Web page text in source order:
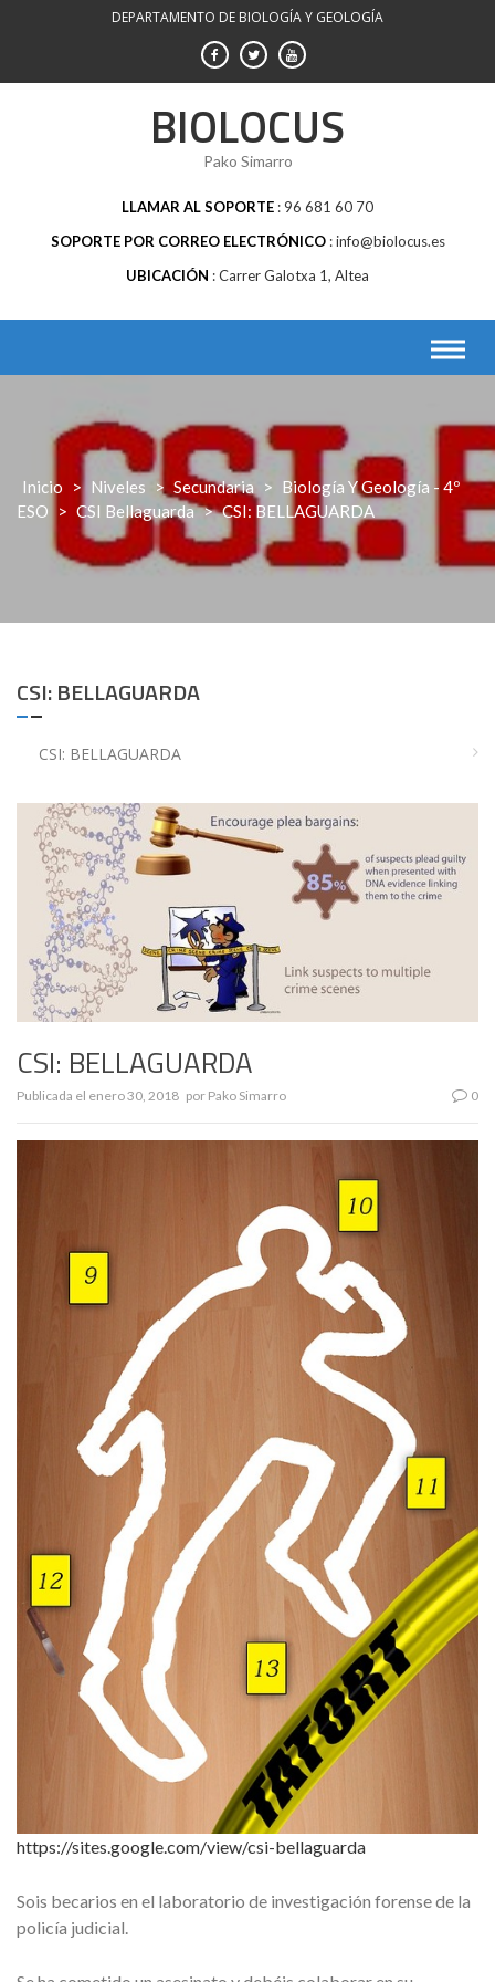
DEPARTAMENTO DE BIOLOGÍA Y GEOLOGÍA
BIOLOCUS
Pako Simarro
LLAMAR AL SOPORTE 96 681 60 70
SOPORTE POR CORREO ELECTRÓNICO info@biolocus.es
UBICACIÓN
Carrer Galotxa 1, Altea
Inicio > Niveles > Secundaria >
Biología Y Geología - 4º
ESO
> CSI Bellaguarda > CSI: BELLAGUARDA
CSI: BELLAGUARDA
CSI: BELLAGUARDA
CSI: BELLAGUARDA
Publicada el enero 30, 2018 por Pako Simarro 0
https://sites.google.com/view/csi-bellaguarda
Sois becarios en el laboratorio de investigación forense de la
policía judicial.